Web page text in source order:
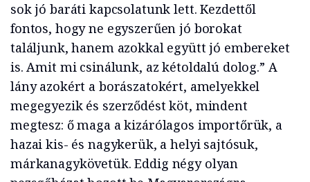
sok jó baráti kapcsolatunk lett. Kezdettől
fontos, hogy ne egyszerűen jó borokat
találjunk, hanem azokkal együtt jó embereket
is. Amit mi csinálunk, az kétoldalú dolog.” A
lány azokért a borászatokért, amelyekkel
megegyezik és szerződést köt, mindent
megtesz: ő maga a kizárólagos importőrük, a
hazai kis- és nagykerük, a helyi sajtósuk,
márkanagykövetük. Eddig négy olyan